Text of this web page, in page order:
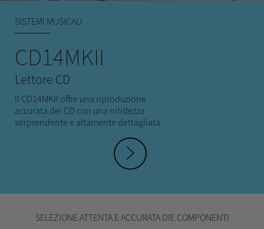
SISTEMI MUSICALI
CD14MKII
Lettore CD
Il CD14MKII offre una riproduzione
accurata dei CD con una nitidezza
sorprendente e altamente dettagliata.
hey
SELEZIONE ATTENTA E ACCURATA DIE COMPONENTI